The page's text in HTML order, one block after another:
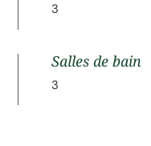
3
Salles de bain
3